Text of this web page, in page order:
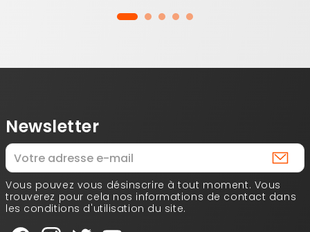
Newsletter
Vous pouvez vous désinscrire à tout moment. Vous
trouverez pour cela nos informations de contact dans
les conditions d'utilisation du site.